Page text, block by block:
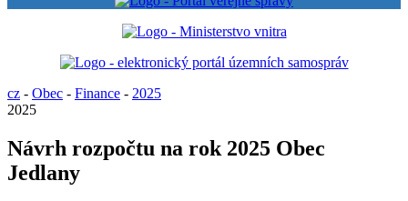
cz - Obec - Finance - 2025
2025
Návrh rozpočtu na rok 2025 Obec
Jedlany